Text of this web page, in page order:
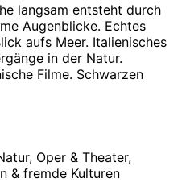
langsam entsteht durch
Augenblicke. Echtes
aufs Meer. Italienisches
in der Natur.
Filme. Schwarzen
Oper & Theater,
& fremde Kulturen